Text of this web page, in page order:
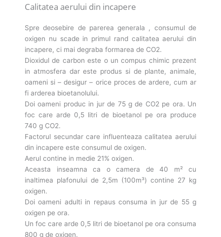
Calitatea aerului din incapere
Spre deosebire de parerea generala , consumul de
oxigen nu scade in primul rand calitatea aerului din
incapere, ci mai degraba formarea de CO2.
Dioxidul de carbon este o un compus chimic prezent
in atmosfera dar este produs si de plante, animale,
oameni si – desigur – orice proces de ardere, cum ar
fi arderea bioetanolului.
Doi oameni produc in jur de 75 g de CO2 pe ora. Un
foc care arde 0,5 litri de bioetanol pe ora produce
740 g CO2.
Factorul secundar care influenteaza calitatea aerului
din incapere este consumul de oxigen.
Aerul contine in medie 21% oxigen.
Aceasta inseamna ca o camera de 40 m² cu
inaltimea plafonului de 2,5m (100m³) contine 27 kg
oxigen.
Doi oameni adulti in repaus consuma in jur de 55 g
oxigen pe ora.
Un foc care arde 0,5 litri de bioetanol pe ora consuma
800 g de oxigen.